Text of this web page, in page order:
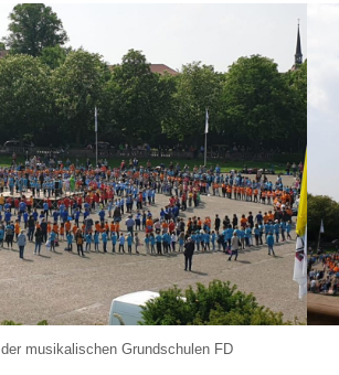
musikalischen Grundschulen FD